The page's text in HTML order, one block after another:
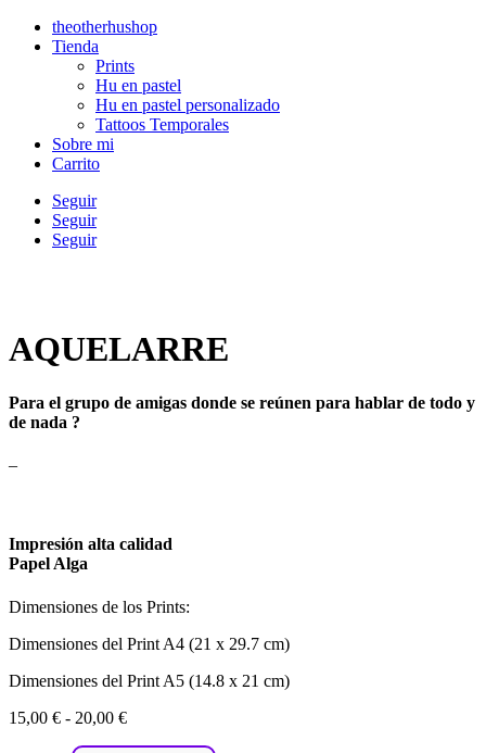
theotherhushop
Tienda
Prints
Hu en pastel
Hu en pastel personalizado
Tattoos Temporales
Sobre mi
Carrito
Seguir
Seguir
Seguir
AQUELARRE
Para el grupo de amigas donde se reúnen para hablar de todo y
de nada ?
–
Impresión alta calidad
Papel Alga
Dimensiones de los Prints:
Dimensiones del Print A4 (21 x 29.7 cm)
Dimensiones del Print A5 (14.8 x 21 cm)
15,00 € - 20,00 €Rango